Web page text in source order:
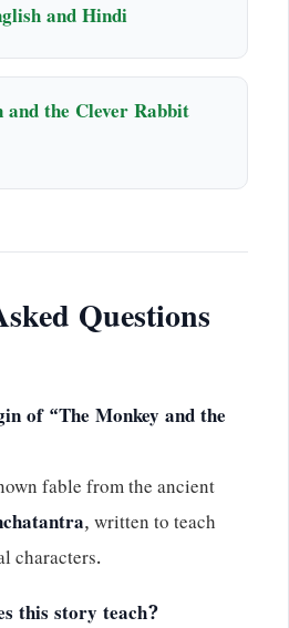
and Hindi
and the Clever Rabbit
Questions
of “The Monkey and the
fable from the ancient
, written to teach
characters.
this story teach?